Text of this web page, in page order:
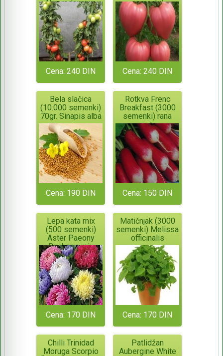
Najprodavanija
hibridna sorta!!!
Cena: 240 DIN
semenki)
Cena: 240 DIN
Bela slačica
(10.000 semenki)
70gr. Sinapis alba
Cena: 190 DIN
Rotkva Frenc
Breakfast (3000
semenki) rana
sorta
Cena: 150 DIN
Lepa kata mix
(500 semenki)
Aster Paeony
Duchess mix
Cena: 170 DIN
Matičnjak (3000
semenki) Melissa
officinalis
Cena: 170 DIN
Chilli Trinidad
Moruga Scorpio
Patlidžan
Aubergine White